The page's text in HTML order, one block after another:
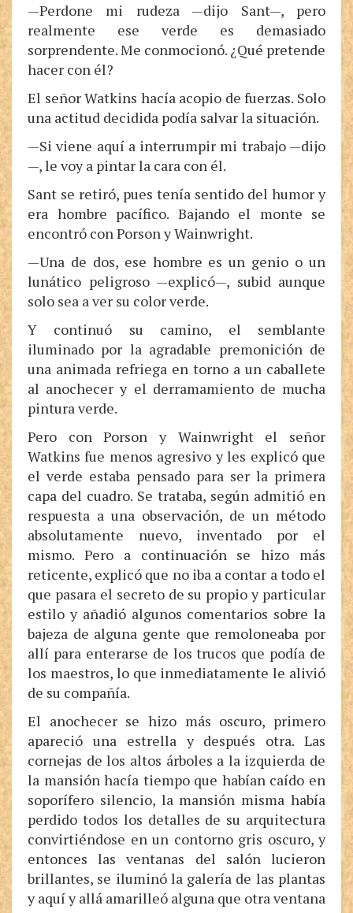
—Perdone mi rudeza —dijo Sant—, pero
realmente ese verde es demasiado
sorprendente. Me conmocionó. ¿Qué pretende
hacer con él?
El señor Watkins hacía acopio de fuerzas. Solo
una actitud decidida podía salvar la situación.
—Si viene aquí a interrumpir mi trabajo —dijo
—, le voy a pintar la cara con él.
Sant se retiró, pues tenía sentido del humor y
era hombre pacífico. Bajando el monte se
encontró con Porson y Wainwright.
—Una de dos, ese hombre es un genio o un
lunático peligroso —explicó—, subid aunque
solo sea a ver su color verde.
Y continuó su camino, el semblante
iluminado por la agradable premonición de
una animada refriega en torno a un caballete
al anochecer y el derramamiento de mucha
pintura verde.
Pero con Porson y Wainwright el señor
Watkins fue menos agresivo y les explicó que
el verde estaba pensado para ser la primera
capa del cuadro. Se trataba, según admitió en
respuesta a una observación, de un método
absolutamente nuevo, inventado por el
mismo. Pero a continuación se hizo más
reticente, explicó que no iba a contar a todo el
que pasara el secreto de su propio y particular
estilo y añadió algunos comentarios sobre la
bajeza de alguna gente que remoloneaba por
allí para enterarse de los trucos que podía de
los maestros, lo que inmediatamente le alivió
de su compañía.
El anochecer se hizo más oscuro, primero
apareció una estrella y después otra. Las
cornejas de los altos árboles a la izquierda de
la mansión hacía tiempo que habían caído en
soporífero silencio, la mansión misma había
perdido todos los detalles de su arquitectura
convirtiéndose en un contorno gris oscuro, y
entonces las ventanas del salón lucieron
brillantes, se iluminó la galería de las plantas
y aquí y allá amarilleó alguna que otra ventana